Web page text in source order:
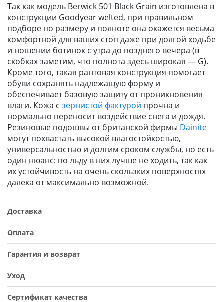
Так как модель Berwick 501 Black Grain изготовлена в
конструкции Goodyear welted, при правильном
подборе по размеру и полноте она окажется весьма
комфортной для ваших стоп даже при долгой ходьбе
и ношении ботинок с утра до позднего вечера (в
скобках заметим, что полнота здесь широкая — G).
Кроме того, такая рантовая конструкция помогает
обуви сохранять надлежащую форму и
обеспечивает базовую защиту от проникновения
влаги. Кожа с зернистой фактурой прочна и
нормально переносит воздействие снега и дождя.
Резиновые подошвы от британской фирмы Dainite
могут похвастать высокой влагостойкостью,
универсальностью и долгим сроком службы, но есть
один нюанс: по льду в них лучше не ходить, так как
их устойчивость на очень скользких поверхностях
далека от максимально возможной.
Доставка
Оплата
Гарантия и возврат
Уход
Сертификат качества